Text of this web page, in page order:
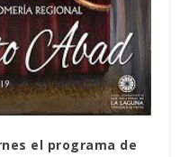
el programa de